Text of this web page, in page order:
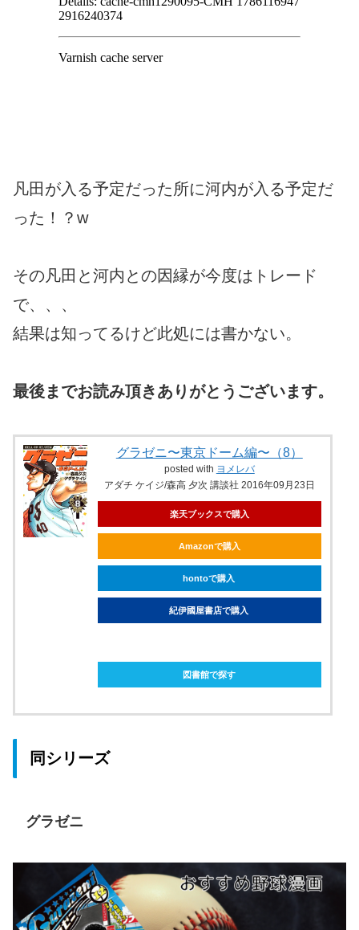
凡田が入る予定だった所に河内が入る予定だ
った！？w
その凡田と河内との因縁が今度はトレード
で、、、
結果は知ってるけど此処には書かない。
最後までお読み頂きありがとうございます。
グラゼニ〜東京ドーム編〜（8）
posted with ヨメレバ
アダチ ケイジ/森高 夕次 講談社 2016年09月23日
楽天ブックスで購入
Amazonで購入
hontoで購入
紀伊國屋書店で購入
図書館で探す
同シリーズ
グラゼニ